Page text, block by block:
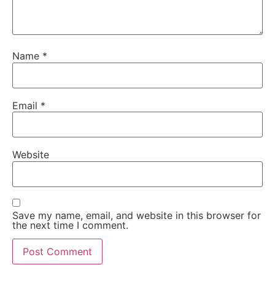
Name *
Email *
Website
Save my name, email, and website in this browser for
the next time I comment.